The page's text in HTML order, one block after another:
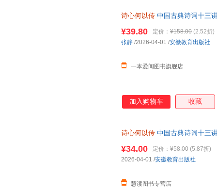
诗心何以传 中国古典诗词十三
¥39.80 定价： ¥158.00 (2.52折)
一本爱阅图书旗舰店
张静 /2026-04-01 /安徽教育出版社
加入购物车 收藏
诗心何以传 中国古典诗词十三
¥34.00 定价： ¥58.00 (5.87折)
慧读图书专营店
2026-04-01 /安徽教育出版社